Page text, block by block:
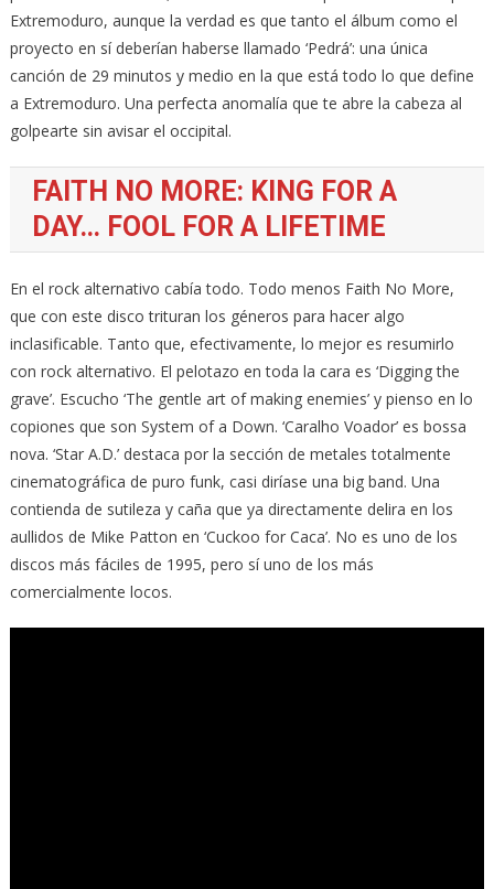
Extremoduro, aunque la verdad es que tanto el álbum como el
proyecto en sí deberían haberse llamado ‘Pedrá’: una única
canción de 29 minutos y medio en la que está todo lo que define
a Extremoduro. Una perfecta anomalía que te abre la cabeza al
golpearte sin avisar el occipital.
FAITH NO MORE: KING FOR A
DAY… FOOL FOR A LIFETIME
En el rock alternativo cabía todo. Todo menos Faith No More,
que con este disco trituran los géneros para hacer algo
inclasificable. Tanto que, efectivamente, lo mejor es resumirlo
con rock alternativo. El pelotazo en toda la cara es ‘Digging the
grave’. Escucho ‘The gentle art of making enemies’ y pienso en lo
copiones que son System of a Down. ‘Caralho Voador’ es bossa
nova. ‘Star A.D.’ destaca por la sección de metales totalmente
cinematográfica de puro funk, casi diríase una big band. Una
contienda de sutileza y caña que ya directamente delira en los
aullidos de Mike Patton en ‘Cuckoo for Caca’. No es uno de los
discos más fáciles de 1995, pero sí uno de los más
comercialmente locos.